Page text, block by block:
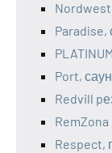
Paradise,
Port,
Redvill
RemZona
Respect,